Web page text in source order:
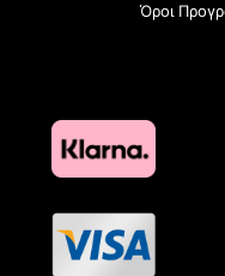
Όροι